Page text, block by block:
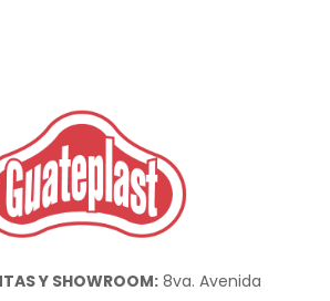
Y SHOWROOM:8va. Avenida